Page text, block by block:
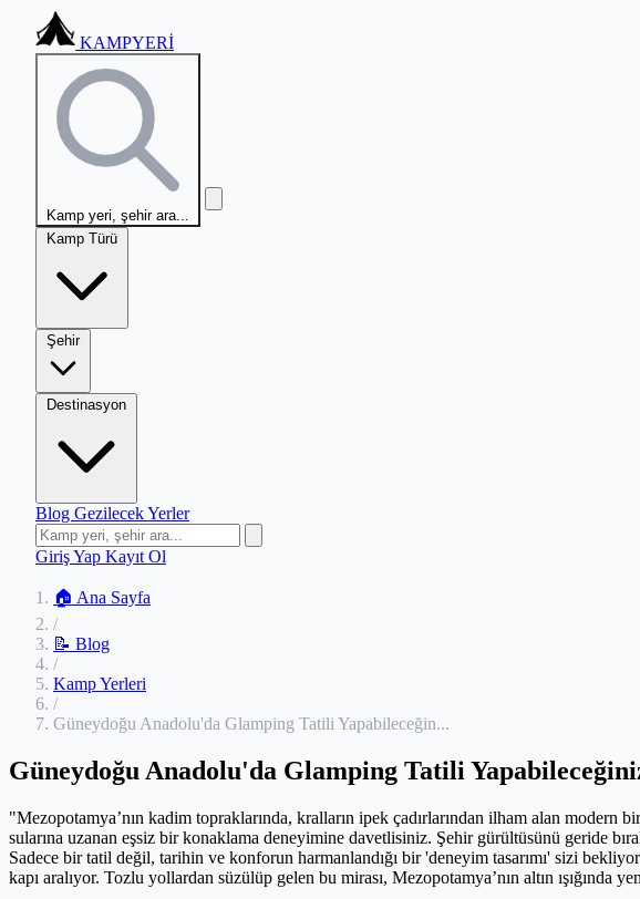
KAMPYERİ
Kamp yeri, şehir ara...
Kamp Türü
Şehir
Destinasyon
Blog Gezilecek Yerler
Giriş Yap Kayıt Ol
🏠 Ana Sayfa
/
📝 Blog
/
Kamp Yerleri
/
Güneydoğu Anadolu'da Glamping Tatili Yapabileceğin...
Güneydoğu Anadolu'da Glamping Tatili
"Mezopotamya’nın kadim topraklarında, kralların ipek çadırlarından ilham alan modern
sularına uzanan eşsiz bir konaklama deneyimine davetlisiniz. Şehir gürültüsünü geride
Sadece bir tatil değil, tarihin ve konforun harmanlandığı bir 'deneyim tasarımı' sizi
kapı aralıyor. Tozlu yollardan süzülüp gelen bu mirası, Mezopotamya’nın altın ışığında